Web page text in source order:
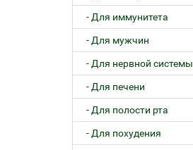
- Для иммунитета
- Для мужчин
- Для нервной системы
- Для печени
- Для полости рта
- Для похудения